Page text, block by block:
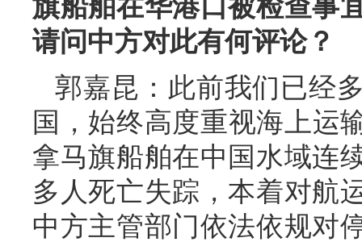
旗船舶在华港口被检查事
请问中方对此有何评论？
郭嘉昆：此前我们已经
国，始终高度重视海上运
拿马旗船舶在中国水域连
多人死亡失踪，本着对航
中方主管部门依法依规对